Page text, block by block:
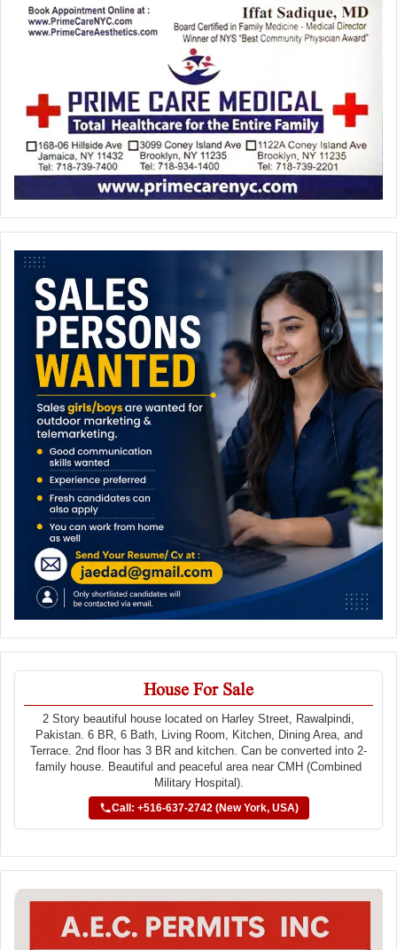
House For Sale
2 Story beautiful house located on Harley Street, Rawalpindi,
Pakistan. 6 BR, 6 Bath, Living Room, Kitchen, Dining Area, and
Terrace. 2nd floor has 3 BR and kitchen. Can be converted into 2-
family house. Beautiful and peaceful area near CMH (Combined
Military Hospital).
Call: +516-637-2742 (New York, USA)